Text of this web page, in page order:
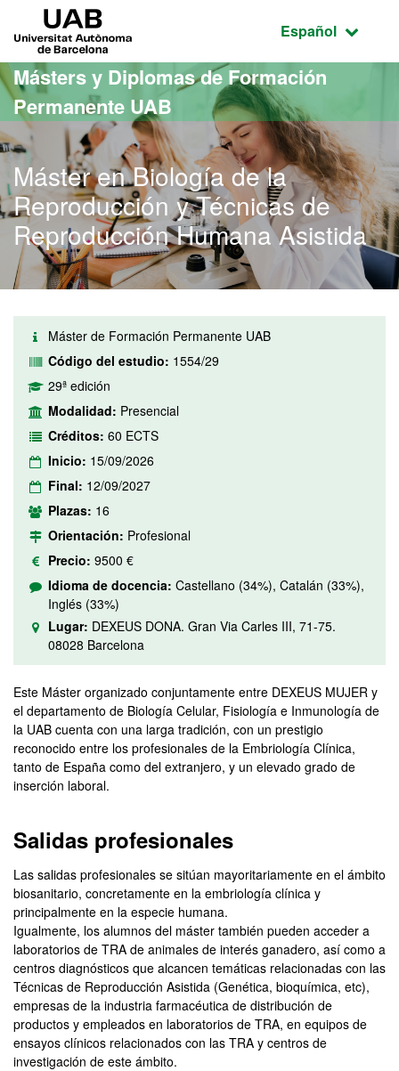
Acceso al contenido principal
Acceso a la navegación de la página
Idioma
Español
Másters y Diplomas de Formación
Permanente UAB
Máster en Biología de la
Reproducción y Técnicas de
Reproducción Humana Asistida
Máster de Formación Permanente UAB
Código del estudio: 1554/29
29ª edición
Modalidad: Presencial
Créditos: 60 ECTS
Inicio: 15/09/2026
Final: 12/09/2027
Plazas: 16
Orientación: Profesional
Precio: 9500 €
Idioma de docencia: Castellano (34%), Catalán (33%),
Inglés (33%)
Lugar: DEXEUS DONA. Gran Via Carles III, 71-75.
08028 Barcelona
Este Máster organizado conjuntamente entre DEXEUS MUJER y
el departamento de Biología Celular, Fisiología e Inmunología de
la UAB cuenta con una larga tradición, con un prestigio
reconocido entre los profesionales de la Embriología Clínica,
tanto de España como del extranjero, y un elevado grado de
inserción laboral.
Salidas profesionales
Las salidas profesionales se sitúan mayoritariamente en el ámbito
biosanitario, concretamente en la embriología clínica y
principalmente en la especie humana.
Igualmente, los alumnos del máster también pueden acceder a
laboratorios de TRA de animales de interés ganadero, así como a
centros diagnósticos que alcancen temáticas relacionadas con las
Técnicas de Reproducción Asistida (Genética, bioquímica, etc),
empresas de la industria farmacéutica de distribución de
productos y empleados en laboratorios de TRA, en equipos de
ensayos clínicos relacionados con las TRA y centros de
investigación de este ámbito.